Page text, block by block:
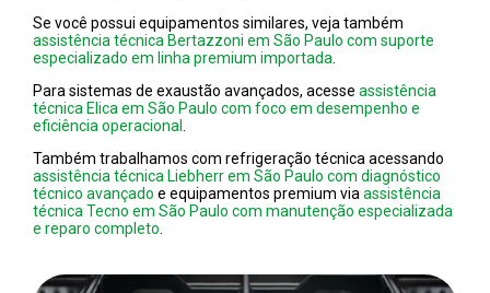
Se você possui equipamentos similares, veja também
assistência técnica Bertazzoni em São Paulo com suporte
especializado em linha premium importada
Para sistemas de exaustão avançados, acesse assistência
técnica Elica em São Paulo com foco em desempenho e
eficiência operacional
Também trabalhamos com refrigeração técnica acessando
assistência técnica Liebherr em São Paulo com diagnóstico
técnico avançado e equipamentos premium via assistência
técnica Tecno em São Paulo com manutenção especializada
e reparo completo